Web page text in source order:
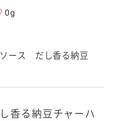
0g
ース だし香る納豆
香る納豆チャーハ